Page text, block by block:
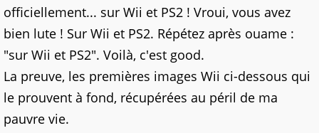
officiellement... sur Wii et PS2 ! Vroui, vous avez
bien lute ! Sur Wii et PS2. Répétez après ouame :
"sur Wii et PS2". Voilà, c'est good.
La preuve, les premières images Wii ci-dessous qui
le prouvent à fond, récupérées au péril de ma
pauvre vie.